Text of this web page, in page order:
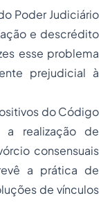
Judiciário
e descrédito
esse problema
prejudicial à
do Código
realização de
consensuais
a prática de
de vínculos